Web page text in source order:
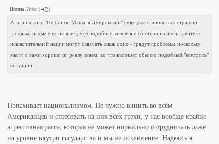
Цитата Kitten ( )
Ага типа того "Не бойся, Маша. я Дубровский" (мне уже становиться страшно
...однако падме еще не знает, что подобное заявление со стороны представителя
исключительной нации могут означать лишь одно - грядут проблемы, поскольку
мы то с вами хорошо по реалу знаем, во что вытекает обычно подобный "контроль"
ситуации.
Попахивает национализмом. Не нужно винить во всём
Американцев и спихивать на них всех грехи, у нас вообще крайне
агрессивная расса, которая не может нормально сотрудничать даже
на уровне внутри государства и мы не исключение. Надеюсь я